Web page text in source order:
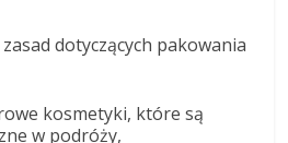
dotyczących pakowania
kosmetyki, które są
w podróży,